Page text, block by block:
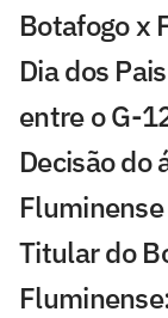
Botafogo x
Dia dos
entre o G-
Decisão do
Titular do